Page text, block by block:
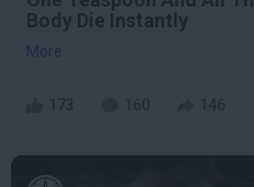
Body Die Instantly
More